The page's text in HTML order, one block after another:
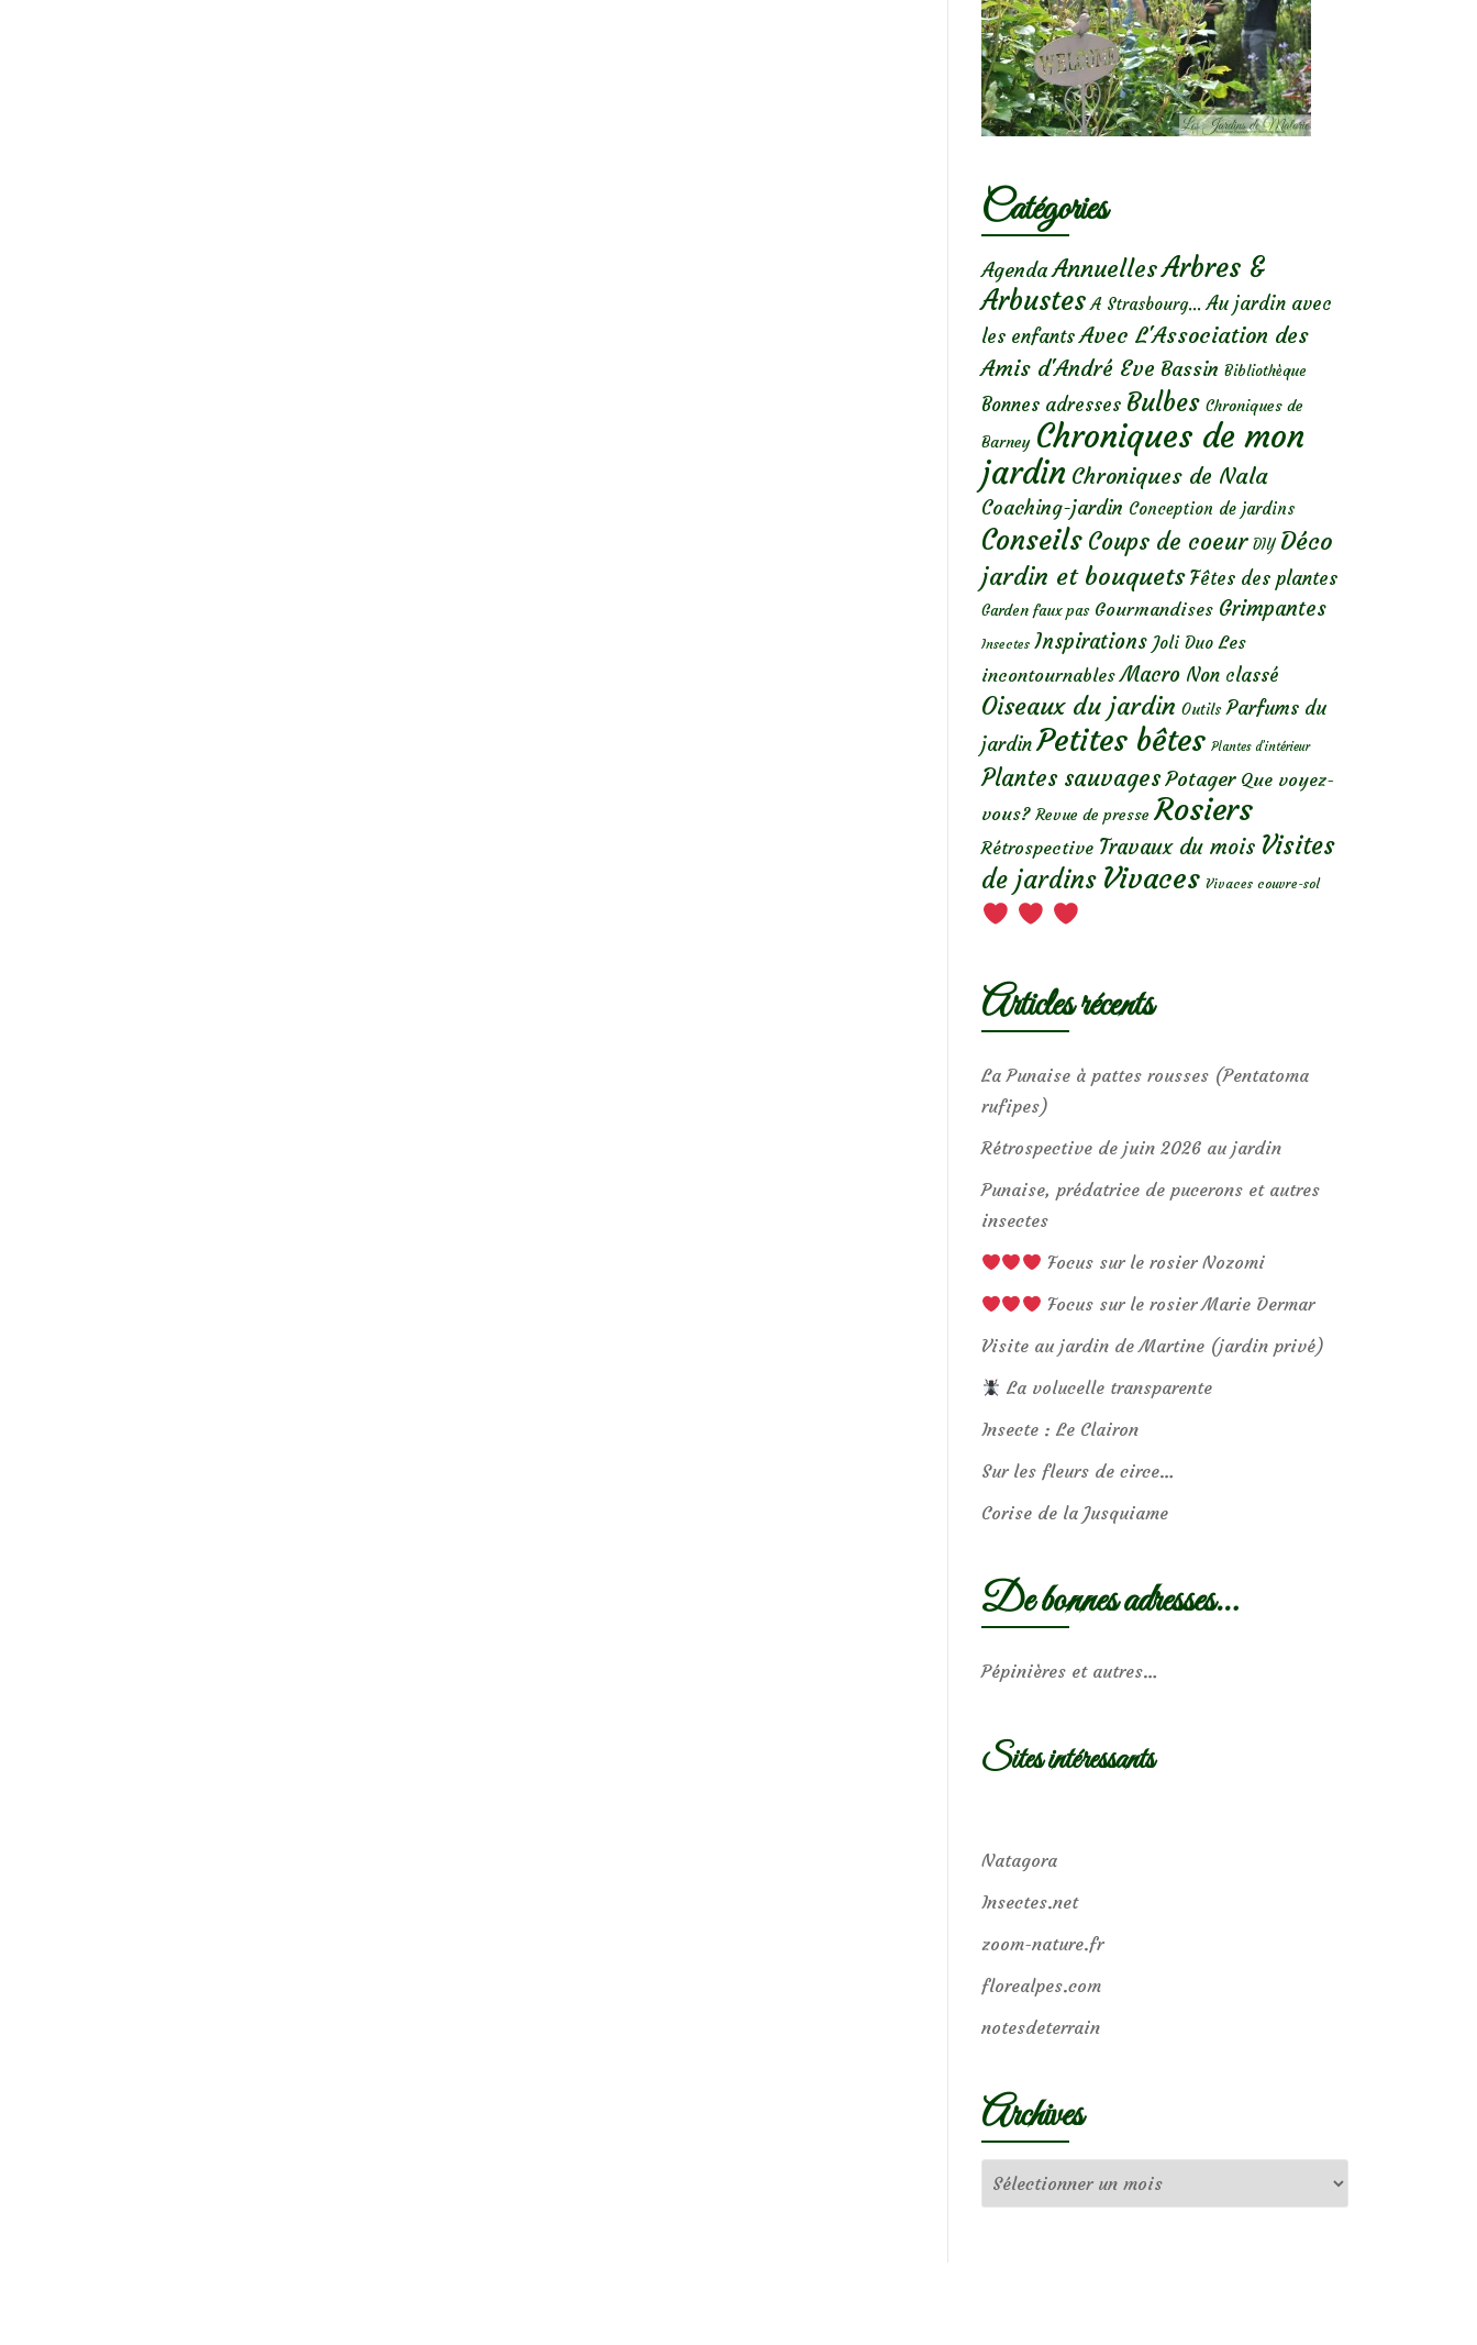
Catégories
Agenda AnnuellesArbres &
Arbustes A Strasbourg... Au jardin avec
les enfants Avec L'Association des
Amis d'André Eve Bassin Bibliothèque
Bonnes adresses Bulbes Chroniques de
Barney Chroniques de mon
jardin Chroniques de Nala
Coaching-jardin Conception de jardins
Conseils Coups de coeur DIY Déco
jardin et bouquets Fêtes des plantes
Garden faux pas Gourmandises Grimpantes
Insectes Inspirations Joli Duo Les
incontournables Macro Non classé
Oiseaux du jardin Outils Parfums du
jardin Petites bêtes Plantes d’intérieur
Plantes sauvages Potager Que voyez-
vous? Revue de presse Rosiers
Rétrospective Travaux du mois Visites
de jardins Vivaces Vivaces couvre-sol
Articles récents
La Punaise à pattes rousses (Pentatoma
rufipes)
Rétrospective de juin 2026 au jardin
Punaise, prédatrice de pucerons et autres
insectes
Focus sur le rosier Nozomi
Focus sur le rosier Marie Dermar
Visite au jardin de Martine (jardin privé)
La volucelle transparente
Insecte : Le Clairon
Sur les fleurs de circe…
Corise de la Jusquiame
De bonnes adresses…
Pépinières et autres…
Sites intéressants
Natagora
Insectes.net
zoom-nature.fr
florealpes.com
notesdeterrain
Archives
Archives